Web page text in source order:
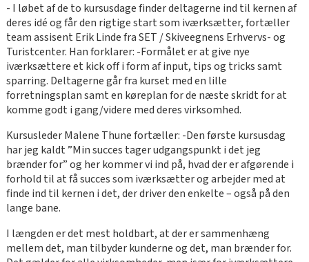
- I løbet af de to kursusdage finder deltagerne ind til kernen af
deres idé og får den rigtige start som iværksætter, fortæller
team assisent Erik Linde fra SET / Skiveegnens Erhvervs- og
Turistcenter. Han forklarer: -Formålet er at give nye
iværksættere et kick off i form af input, tips og tricks samt
sparring. Deltagerne går fra kurset med en lille
forretningsplan samt en køreplan for de næste skridt for at
komme godt i gang/videre med deres virksomhed.
Kursusleder Malene Thune fortæller: -Den første kursusdag
har jeg kaldt ”Min succes tager udgangspunkt i det jeg
brænder for” og her kommer vi ind på, hvad der er afgørende i
forhold til at få succes som iværksætter og arbejder med at
finde ind til kernen i det, der driver den enkelte – også på den
lange bane.
I længden er det mest holdbart, at der er sammenhæng
mellem det, man tilbyder kunderne og det, man brænder for.